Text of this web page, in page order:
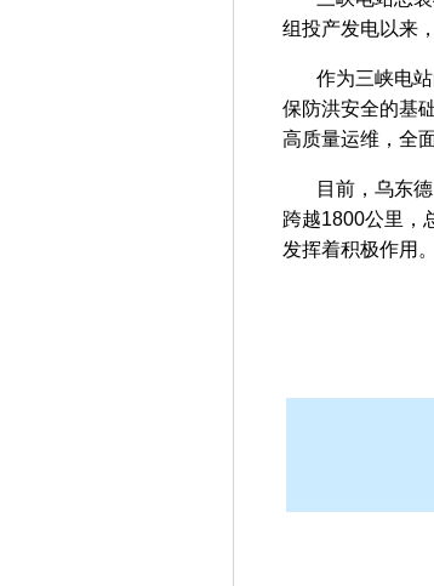
组投产发电以来
作为三峡电站
保防洪安全的基
高质量运维，全
目前，乌东德
跨越1800公里，
发挥着积极作用。